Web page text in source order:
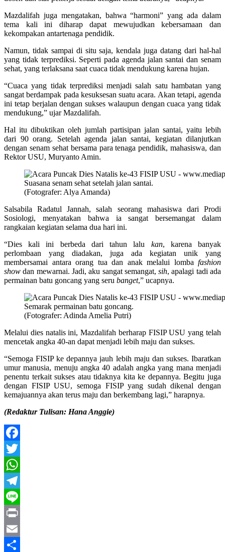
Mazdalifah juga mengatakan, bahwa “harmoni” yang ada dalam
tema kali ini diharap dapat mewujudkan kebersamaan dan
kekompakan antartenaga pendidik.
Namun, tidak sampai di situ saja, kendala juga datang dari hal-hal
yang tidak terprediksi. Seperti pada agenda jalan santai dan senam
sehat, yang terlaksana saat cuaca tidak mendukung karena hujan.
“Cuaca yang tidak terprediksi menjadi salah satu hambatan yang
sangat berdampak pada kesuksesan suatu acara. Akan tetapi, agenda
ini tetap berjalan dengan sukses walaupun dengan cuaca yang tidak
mendukung,” ujar Mazdalifah.
Hal itu dibuktikan oleh jumlah partisipan jalan santai, yaitu lebih
dari 90 orang. Setelah agenda jalan santai, kegiatan dilanjutkan
dengan senam sehat bersama para tenaga pendidik, mahasiswa, dan
Rektor USU, Muryanto Amin.
Suasana senam sehat setelah jalan santai.
(Fotografer: Alya Amanda)
Salsabila Radatul Jannah, salah seorang mahasiswa dari Prodi
Sosiologi, menyatakan bahwa ia sangat bersemangat dalam
rangkaian kegiatan selama dua hari ini.
“Dies kali ini berbeda dari tahun lalu kan, karena banyak
perlombaan yang diadakan, juga ada kegiatan unik yang
membersamai antara orang tua dan anak melalui lomba fashion
show dan mewarnai. Jadi, aku sangat semangat,sih, apalagi tadi ada
permainan batu goncang yang seru banget,” ucapnya.
Semarak permainan batu goncang.
(Fotografer: Adinda Amelia Putri)
Melalui dies natalis ini, Mazdalifah berharap FISIP USU yang telah
mencetak angka 40-an dapat menjadi lebih maju dan sukses.
“Semoga FISIP ke depannya jauh lebih maju dan sukses. Ibaratkan
umur manusia, menuju angka 40 adalah angka yang mana menjadi
penentu terkait sukses atau tidaknya kita ke depannya. Begitu juga
dengan FISIP USU, semoga FISIP yang sudah dikenal dengan
kemajuannya akan terus maju dan berkembang lagi,” harapnya.
(Redaktur Tulisan: Hana Anggie)
Facebook
Twitter
WhatsApp
Telegram
Line
Print
Email